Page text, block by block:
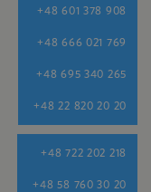
+48 601 378 908
+48 666 021 769
+48 695 340 265
+48 22 820 20 20
+48 722 202 218
+48 58 760 30 20